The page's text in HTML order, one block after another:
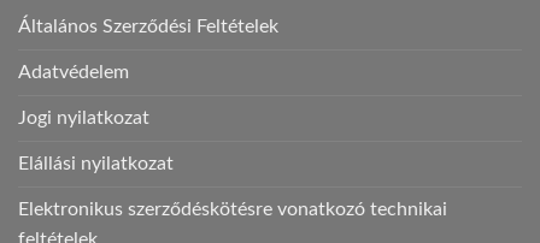
Általános Szerződési Feltételek
Adatvédelem
Jogi nyilatkozat
Elállási nyilatkozat
Elektronikus szerződéskötésre vonatkozó technikai